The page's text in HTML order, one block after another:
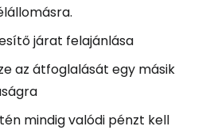
járat felajánlása
az átfoglalását egy másik
mindig valódi pénzt kell